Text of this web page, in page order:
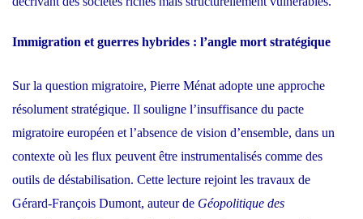
Immigration et guerres hybrides : l’angle mort stratégique
Sur la question migratoire, Pierre Ménat adopte une approche
résolument stratégique. Il souligne l’insuffisance du pacte
migratoire européen et l’absence de vision d’ensemble, dans un
contexte où les flux peuvent être instrumentalisés comme des
outils de déstabilisation. Cette lecture rejoint les travaux de
Gérard-François Dumont, auteur de Géopolitique des